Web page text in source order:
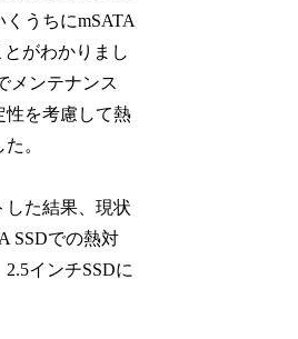
うちにmSATA
がわかりまし
メンテナンス
性を考慮して熱
。
した結果、現状
SSDでの熱対
インチSSDに